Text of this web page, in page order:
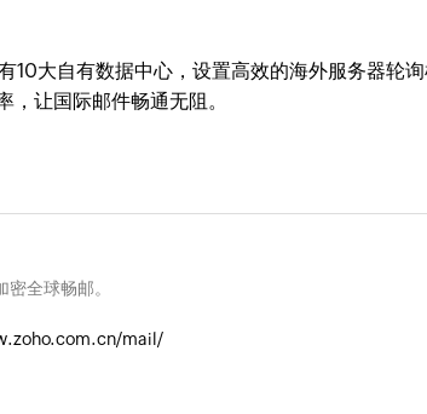
10大自有数据中心，设置高效的海外服务器轮
让国际邮件畅通无阻。
全球畅邮。
mail/